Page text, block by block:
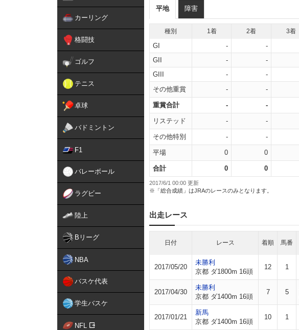
カーリング
格闘技
ゴルフ
テニス
卓球
バドミントン
F1
バレーボール
ラグビー
陸上
Bリーグ
NBA
バスケ代表
学生バスケ
NFL
平地 障害
種別 1着 2着 3着
GI - -
GII
- -
GIII
- -
その他重賞
- -
重賞合計 - -
リステッド - -
その他特別 - -
平場 0 0
合計 0 0
2017/6/1 00:00 更新
※「総合成績」はJRAのレースのみとなります。
出走レース
日付 レース 着順 馬番
2017/05/20
未勝利
京都 ダ1800m 16頭
12 1
2017/04/30
未勝利
京都 ダ1400m 16頭
7 5
2017/01/21
新馬
京都 ダ1400m 16頭
10 1